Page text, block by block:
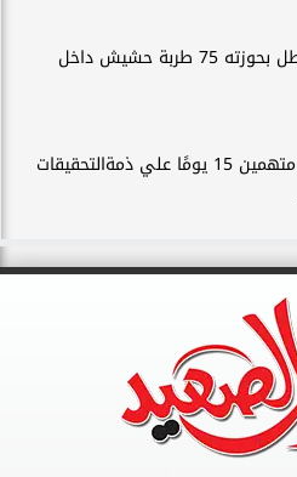
ضبط عاطل بحوزته 75 طربة حشيش داخل
حبس 3 متهمين 15 يومًا علي ذمةالتحقيقات